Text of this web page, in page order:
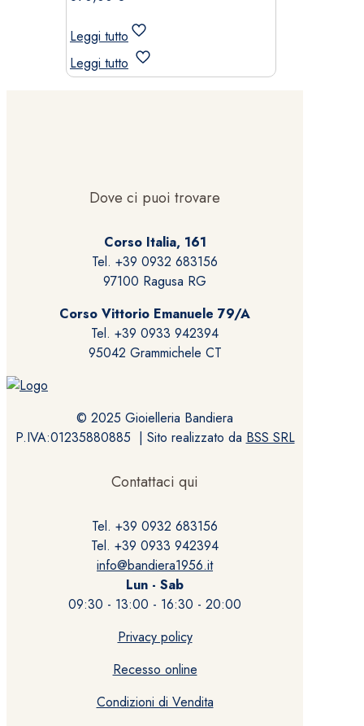
Leggi tutto
Leggi tutto
Dove ci puoi trovare
Corso Italia, 161
Tel. +39 0932 683156
97100 Ragusa RG
Corso Vittorio Emanuele 79/A
Tel. +39 0933 942394
95042 Grammichele CT
© 2025 Gioielleria Bandiera
P.IVA:01235880885 | Sito realizzato da BSS SRL
Contattaci qui
Tel. +39 0932 683156
Tel. +39 0933 942394
info@bandiera1956.it
Lun - Sab
09:30 - 13:00 - 16:30 - 20:00
Privacy policy
Recesso online
Condizioni di Vendita